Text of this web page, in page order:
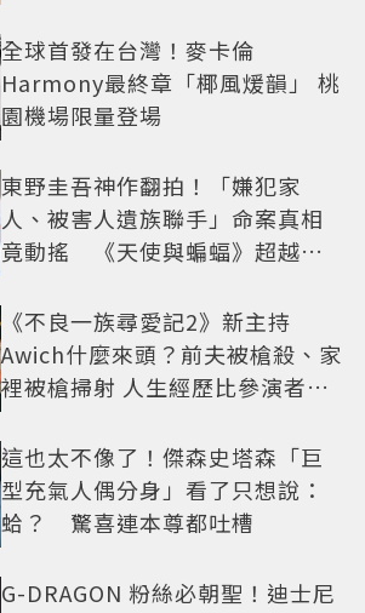
全球首發在台灣！麥卡倫
Harmony最終章「椰風煖韻」 桃
園機場限量登場
東野圭吾神作翻拍！「嫌犯家
人、被害人遺族聯手」命案真相
竟動搖 《天使與蝙蝠》超越懸
《不良一族尋愛記2》新主持
Awich什麼來頭？前夫被槍殺、家
裡被槍掃射 人生經歷比參演者還
這也太不像了！傑森史塔森「巨
型充氣人偶分身」看了只想說：
蛤？ 驚喜連本尊都吐槽
G-DRAGON 粉絲必朝聖！迪士尼